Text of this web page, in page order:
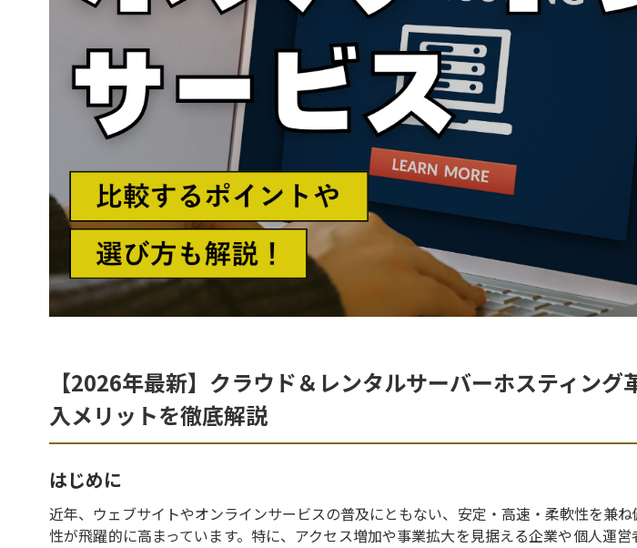
【2026年最新】クラウド＆レンタルサーバーホスティン
入メリットを徹底解説
はじめに
近年、ウェブサイトやオンラインサービスの普及にともない、安定・高速・柔軟性を兼
性が飛躍的に高まっています。特に、アクセス増加や事業拡大を見据える企業や個人運